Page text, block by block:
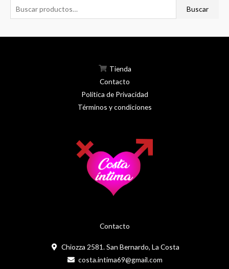
Buscar
Contacto
Chiozza 2581. San Bernardo, La Costa
costa.intima69@gmail.com
Tienda
Contacto
Política de Privacidad
Términos y condiciones